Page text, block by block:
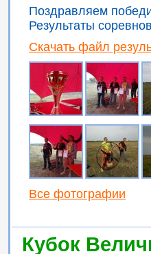
Поздравляем
Результаты
Скачать файл
Все фотографии
Кубок